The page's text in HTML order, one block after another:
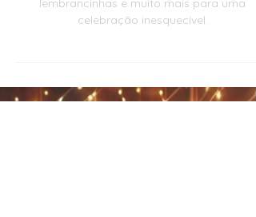
Aniversário com o Tema
lembrancinhas e muito mais para uma
celebração inesquecível.